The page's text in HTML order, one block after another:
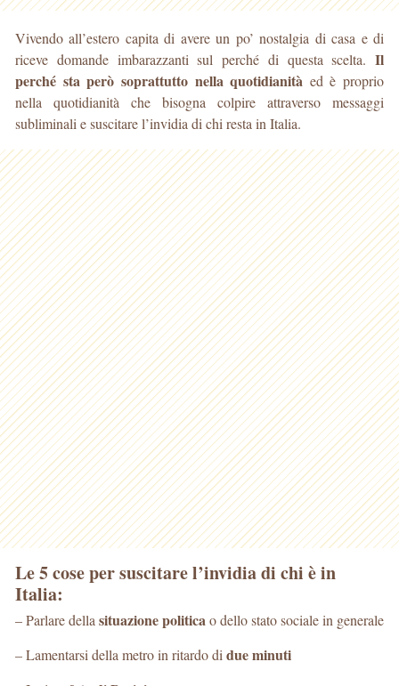
Vivendo all’estero capita di avere un po’ nostalgia di casa e di
riceve domande imbarazzanti sul perché di questa scelta. Il
perché sta però soprattutto nella quotidianità ed è proprio
nella quotidianità che bisogna colpire attraverso messaggi
subliminali e suscitare l’invidia di chi resta in Italia.
Le 5 cose per suscitare l’invidia di chi è in
Italia:
– Parlare della situazione politica o dello stato sociale in generale
– Lamentarsi della metro in ritardo di due minuti